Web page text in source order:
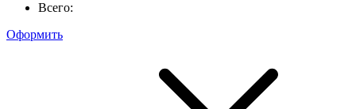
Всего:
Оформить